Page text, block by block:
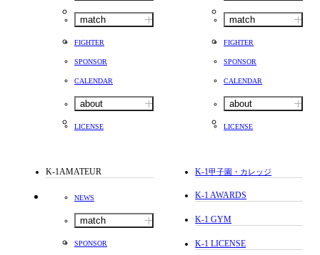
match
FIGHTER
SPONSOR
CALENDAR
about
LICENSE
match
FIGHTER
SPONSOR
CALENDAR
about
LICENSE
K-1AMATEUR
NEWS
match
SPONSOR
K-1甲子園・カレッジ
K-1 AWARDS
K-1 GYM
K-1 LICENSE